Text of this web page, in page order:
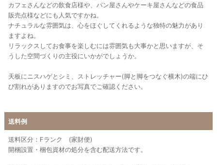
カフェさんなどの飲食店様や、パン屋さんやケーキ屋さんなどの食品
販売点様などにも人気ですかね。
ナチュラルな雰囲気は、心をほぐしてくれるような独特の魅力があり
ますよね。
リラックスしてお食事を楽しむには雰囲気も大事かと思いますが、そ
うした空間づくりの主役にいかがでしょうか。
天板にニスハゲとシミ、ストレッチャー(脚と脚をつなぐ横木)の端にひ
び割れがありますのでお写真でご確認ください。
送料例
送料区分：Fランク (家財便)
開梱設置・梱包資材の処分を含む配送方法です。